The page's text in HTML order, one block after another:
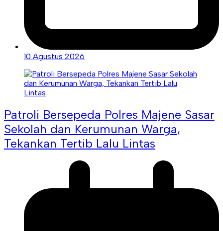
10 Agustus 2026
Patroli Bersepeda Polres Majene Sasar
Sekolah dan Kerumunan Warga,
Tekankan Tertib Lalu Lintas